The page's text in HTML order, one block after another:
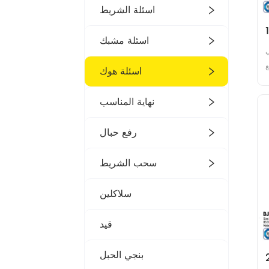
اسئلة الشريط
اسئلة مشبك
اسئلة هوك
نهاية المناسب
رفع حبال
سحب الشريط
سلاكلين
قيد
بنجي الحبل
1 بوصة الفولاذ المقاوم للصدأ
للصدأ